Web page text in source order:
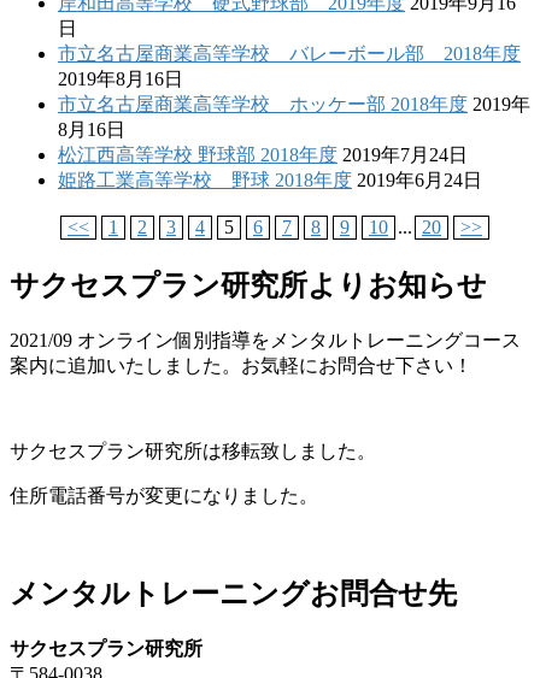
日
市立名古屋商業高等学校 バレーボール部 2018年度
2019年8月16日
市立名古屋商業高等学校 ホッケー部 2018年度 2019年
8月16日
松江西高等学校 野球部 2018年度 2019年7月24日
姫路工業高等学校 野球 2018年度 2019年6月24日
<< 1 2 3 4 5 6 7 8 9 10 ... 20 >>
サクセスプラン研究所よりお知らせ
2021/09 オンライン個別指導をメンタルトレーニングコース
案内に追加いたしました。お気軽にお問合せ下さい！
サクセスプラン研究所は移転致しました。
住所電話番号が変更になりました。
メンタルトレーニングお問合せ先
サクセスプラン研究所
〒584-0038